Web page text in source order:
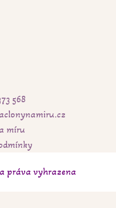
568
míru
práva vyhrazena